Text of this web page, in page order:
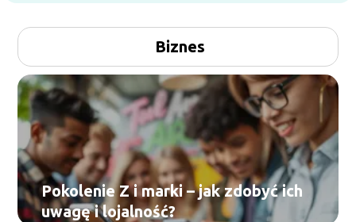
Biznes
Pokolenie Z i marki – jak zdobyć ich
uwagę i lojalność?